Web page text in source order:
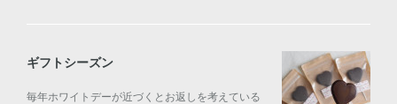
ギフトシーズン
毎年ホワイトデーが近づくとお返しを考えている